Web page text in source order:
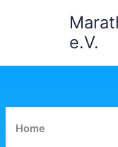
e.V.
Home